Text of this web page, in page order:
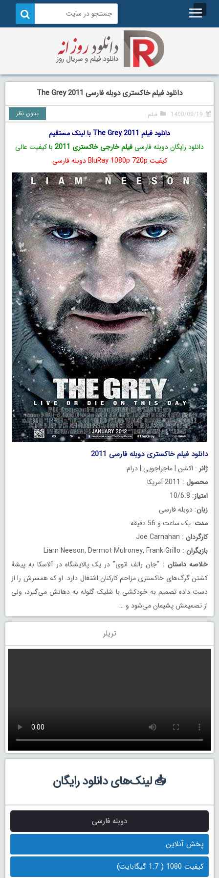
دانلود فیلم خاکستری دوبله فارسی The Grey 2011
1400/08/19 فیلم بدون نظر
دانلود فیلم The Grey 2011 با لینک مستقیم
دانلود رایگان دوبله فارسیفیلم خارجی خاکستری 2011
با کیفیت عالی
کیفیت BluRay 1080p 720p دوبله فارسی
دانلود فیلم خاکستری دوبله فارسی 2011
ژانر : اکشن | ماجراجویی | درام
محصول : 2011 آمریکا
امتیاز: 10/6.8
زبان: دوبله فارسی
مدت: یک ساعت و 56 دقیقه
کارگردان : Joe Carnahan
بازیگران : Liam Neeson, Dermot Mulroney, Frank Grillo
خلاصه داستان : “جان رالف اتوی” در یک پالایشگاه در آلاسکا به پیشهٔ
کشتن گرگ‌های خاکستری مزاحم کارکنان اشتغال دارد. او که همسرش را از
دست داده تصمیم به خودکشی با شلیک گلوله به دهانش می‌گیرد، ولی
از تصمیمش پشیمان می‌شود و …
تریلر
📥 لینک‌های دانلود رایگان
دوبله فارسی
پخش آنلاین
کیفیت 1080 ( 1.7 گیگابایت)